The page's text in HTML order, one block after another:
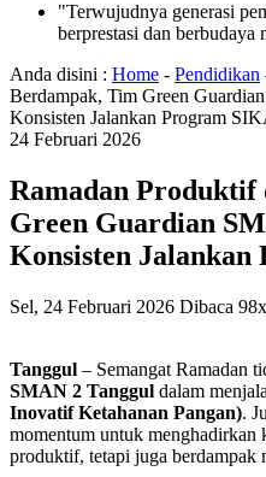
"Terwujudnya generasi
berprestasi dan berbudaya
Anda disini : Home - Pendidikan
Berdampak, Tim Green
Konsisten Jalankan Program
24 Februari 2026
Ramadan Produktif
Green Guardian
Konsisten
Sel, 24 Februari 2026 Dibaca 98x
Tanggul – Semangat Ramadan
SMAN 2 Tanggul dalam
Inovatif Ketahanan Pangan).
momentum untuk menghadirkan
produktif, tetapi juga berdampak